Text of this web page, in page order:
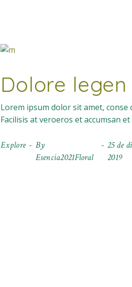
Dolore
Lorem ipsum dolor sit amet,
Facilisis at veroeros et accumsan
Explore
By
Esencia2021Floral
25 de
2019